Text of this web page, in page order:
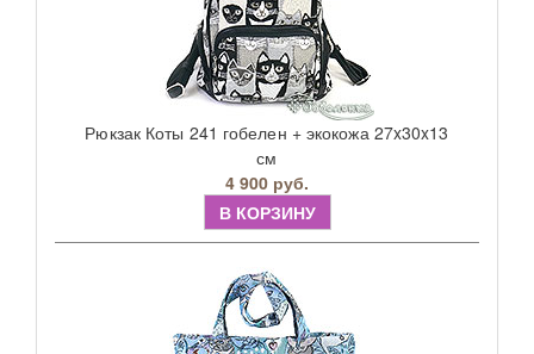
Рюкзак Коты 241 гобелен + экокожа 27x30x13
см
4 900 руб.
В КОРЗИНУ